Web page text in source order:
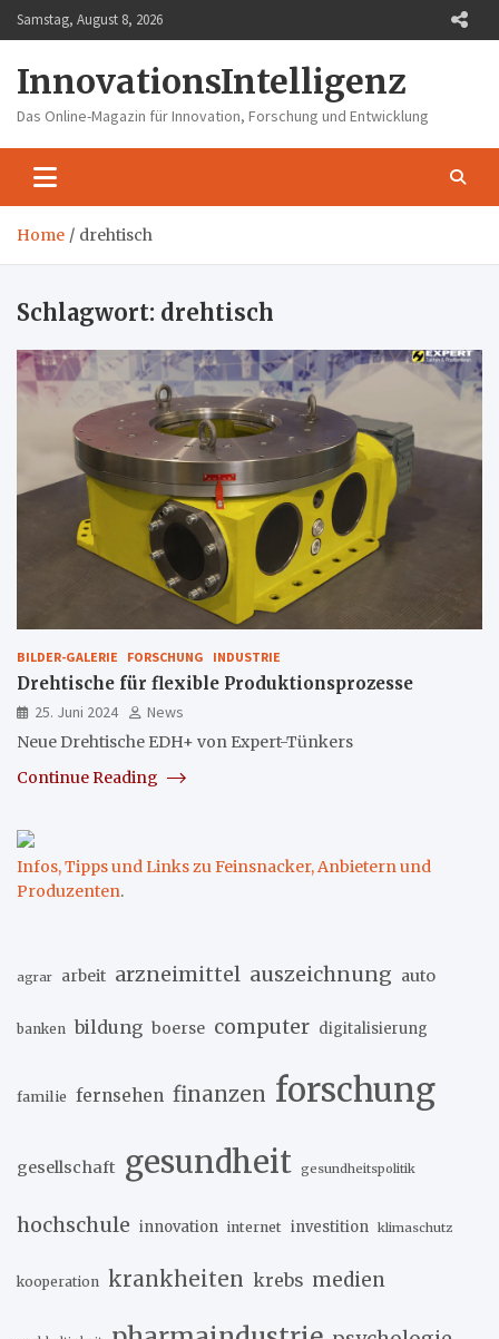
Skip
to
Samstag, August 8, 2026
InnovationsIntelligenz
Das Online-Magazin für Innovation, Forschung und Entwicklung
Home drehtisch
Schlagwort: drehtisch
BILDER-GALERIE FORSCHUNG INDUSTRIE
Drehtische für flexible Produktionsprozesse
25. Juni 2024
News
Neue Drehtische EDH+ von Expert-Tünkers
Continue Reading
Infos, Tipps und Links zu Feinsnacker, Anbietern und
Produzenten.
agrar arbeit arzneimittel auszeichnung auto
banken bildung boerse computer digitalisierung
familie fernsehen finanzen forschung
gesellschaft gesundheit gesundheitspolitik
hochschule innovation internet investition klimaschutz
kooperation krankheiten krebs medien